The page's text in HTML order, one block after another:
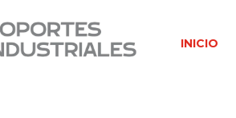
INICIO